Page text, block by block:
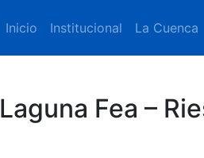
Inicio Institucional La Cuenca
Laguna Fea –